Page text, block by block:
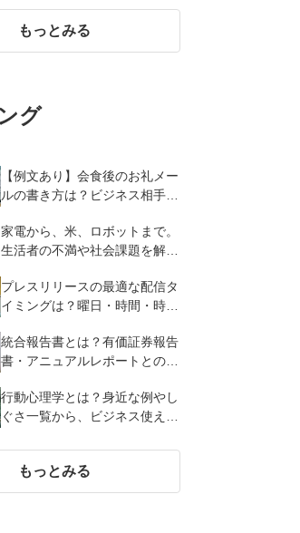
知識
もっとみる
グ
【例文あり】会食後のお礼メー
ルの書き方は？ビジネス相手に
トを解説
家電から、米、ロボットまで。
生活者の不満や社会課題を解決
スオーヤマ株式会社
プレスリリースの最適な配信タ
イミングは？曜日・時間・時期
化させよう
統合報告書とは？有価証券報告
書・アニュアルレポートとの違
行動心理学とは？身近な例やし
ぐさ一覧から、ビジネス使える
もっとみる